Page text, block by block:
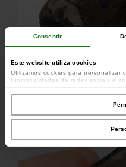
Consentir
Este website utiliza cookies
Utilizamos cookies para personalizar
funcionalidades de redes sociais e
parceiros de redes sociais, de
com outras informações que lhes
sua utilização dos respetivos